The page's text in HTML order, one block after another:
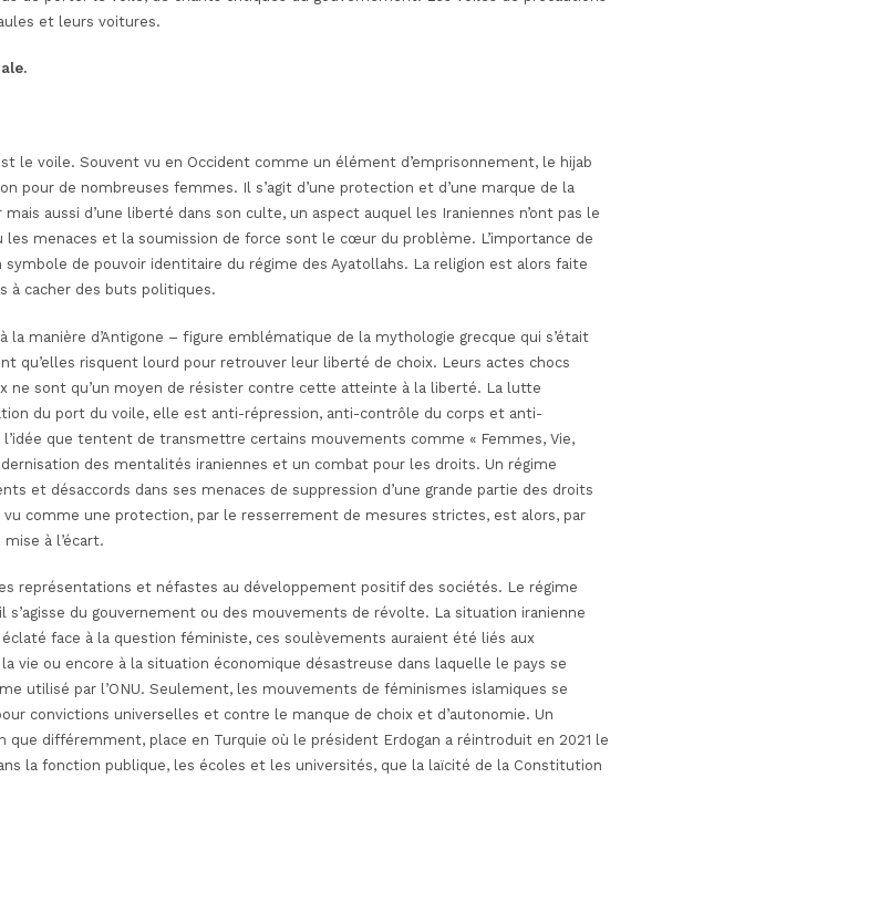
et leurs voitures.
le voile. Souvent vu en Occident comme un élément d’emprisonnement, le hijab
pour de nombreuses femmes. Il s’agit d’une protection et d’une marque de la
aussi d’une liberté dans son culte, un aspect auquel les Iraniennes n’ont pas le
menaces et la soumission de force sont le cœur du problème. L’importance de
de pouvoir identitaire du régime des Ayatollahs. La religion est alors faite
à cacher des buts politiques.
la manière d’Antigone – figure emblématique de la mythologie grecque qui s’était
qu’elles risquent lourd pour retrouver leur liberté de choix. Leurs actes chocs
ne sont qu’un moyen de résister contre cette atteinte à la liberté. La lutte
du port du voile, elle est anti-répression, anti-contrôle du corps et anti-
que tentent de transmettre certains mouvements comme « Femmes, Vie,
des mentalités iraniennes et un combat pour les droits. Un régime
et désaccords dans ses menaces de suppression d’une grande partie des droits
comme une protection, par le resserrement de mesures strictes, est alors, par
à l’écart.
représentations et néfastes au développement positif des sociétés. Le régime
s’agisse du gouvernement ou des mouvements de révolte. La situation iranienne
face à la question féministe, ces soulèvements auraient été liés aux
vie ou encore à la situation économique désastreuse dans laquelle le pays se
utilisé par l’ONU. Seulement, les mouvements de féminismes islamiques se
convictions universelles et contre le manque de choix et d’autonomie. Un
différemment, place en Turquie où le président Erdogan a réintroduit en 2021 le
la fonction publique, les écoles et les universités, que la laïcité de la Constitution